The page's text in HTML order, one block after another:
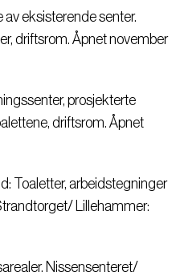
eksisterende senter.
driftsrom. Åpnet november
prosjekterte
driftsrom. Åpnet
Toaletter, arbeidstegninger
Lillehammer:
Nissensenteret/